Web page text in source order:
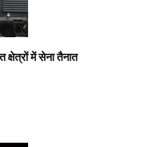
क्षेत्रों में सेना तैनात